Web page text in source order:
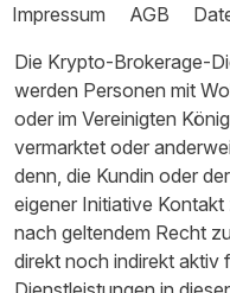
Impressum
AGB
Die Krypto-Brokerage-
werden Personen mit
oder im Vereinigten
vermarktet oder
denn, die Kundin oder
eigener Initiative
nach geltendem Recht
direkt noch indirekt aktiv